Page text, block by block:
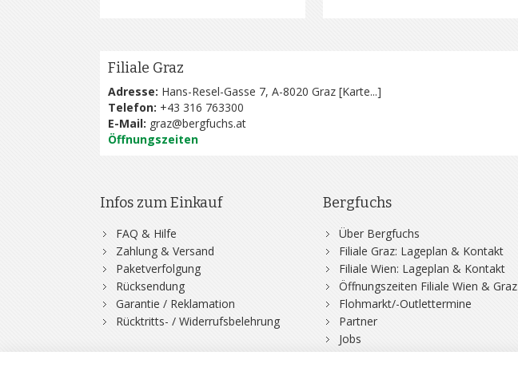
Filiale Graz
Adresse: Hans-Resel-Gasse 7, A-8020 Graz [Karte...]
Telefon: +43 316 763300
E-Mail: graz@bergfuchs.at
Öffnungszeiten
Infos zum Einkauf
FAQ & Hilfe
Zahlung & Versand
Paketverfolgung
Rücksendung
Garantie / Reklamation
Rücktritts- / Widerrufsbelehrung
Bergfuchs
Über Bergfuchs
Filiale Graz: Lageplan & Kontakt
Filiale Wien: Lageplan & Kontakt
Öffnungszeiten Filiale Wien & Graz
Flohmarkt/-Outlettermine
Partner
Jobs